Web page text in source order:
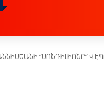
“ՄՈՆ­ԴԻԼԻ­Ո­ՆԸ“